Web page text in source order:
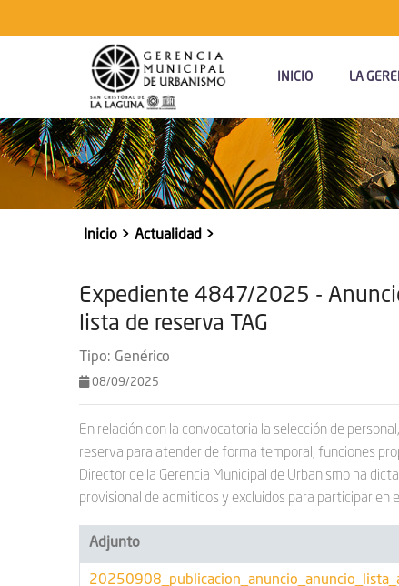
Principal
INICIO LA
Sobrescribir
de
ayuda
a
la
navegación
Inicio Actualidad
Expediente 4847/2025 -
lista de reserva TAG
Tipo: Genérico
08/09/2025
En relación con la convocatoria la selección de
reserva para atender de forma temporal, funciones
Director de la Gerencia Municipal de Urbanismo ha
provisional de admitidos y excluidos para participar en
Adjunto